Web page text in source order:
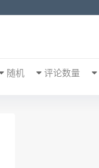
评论数量
随机